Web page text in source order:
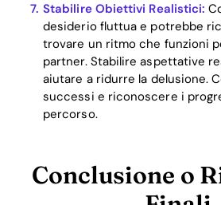
Stabilire Obiettivi Realistici:
desiderio fluttua e potrebbe
trovare un ritmo che funzioni
partner. Stabilire aspettative
aiutare a ridurre la delusione.
successi e riconoscere i
percorso.
Conclusione o